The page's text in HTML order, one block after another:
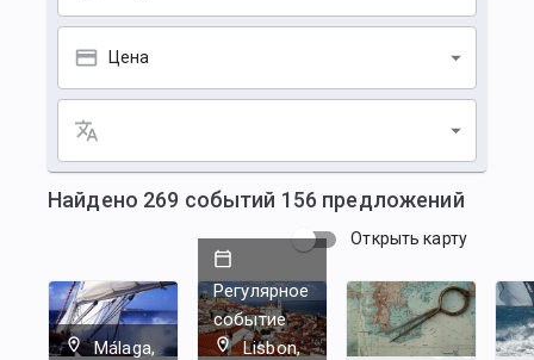
Цена
Найдено 269 событий 156 предложений
Открыть карту
Málaga,
Регулярное
событие
Lisbon,